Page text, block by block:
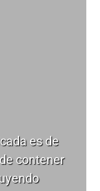
es de
contener